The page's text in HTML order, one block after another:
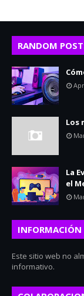
RANDOM
Los
La
el
INFORMACIÓN
Este sitio web no
informativo.